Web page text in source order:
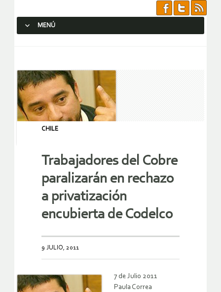
MENÚ
CHILE
Trabajadores del Cobre
paralizarán en rechazo
a privatización
encubierta de Codelco
9 JULIO, 2011
7 de Julio 2011
Paula Correa